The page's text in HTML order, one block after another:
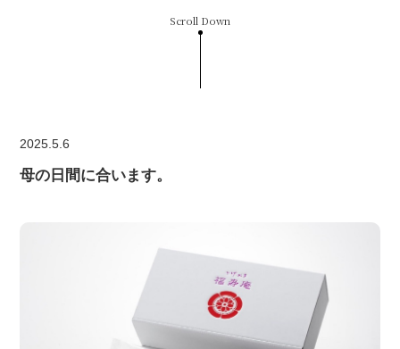
Scroll Down
2025.5.6
母の日間に合います。